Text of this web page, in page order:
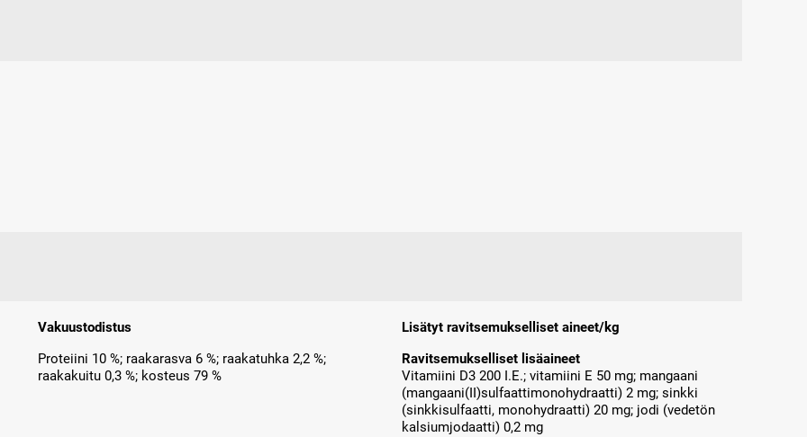
Vakuustodistus
Proteiini 10 %; raakarasva 6 %; raakatuhka 2,2 %;
raakakuitu 0,3 %; kosteus 79 %
Lisätyt ravitsemukselliset aineet/kg
Ravitsemukselliset lisäaineet
Vitamiini D3 200 I.E.; vitamiini E 50 mg; mangaani
(mangaani(II)sulfaattimonohydraatti) 2 mg; sinkki
(sinkkisulfaatti, monohydraatti) 20 mg; jodi (vedetön
kalsiumjodaatti) 0,2 mg